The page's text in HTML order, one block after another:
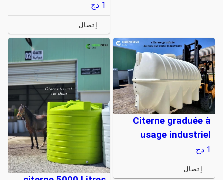
1 دج
إتصال
Citerne graduée à
usage industriel
1 دج
إتصال